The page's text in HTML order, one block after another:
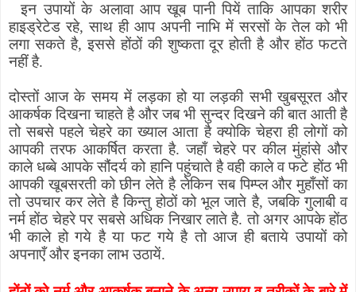
इन उपायों के अलावा आप खूब पानी पियें ताकि आपका शरीर
हाइड्रेटेड रहे,साथ ही आप अपनी नाभि में सरसों के तेल को भी
लगा सकते है,इससे होंठों की शुष्कता दूर होती है और होंठ फटते
नहीं है.
दोस्तों आज के समय में लड़का हो या लड़की सभी खुबसूरत और
आकर्षक दिखना चाहते है और जब भी सुन्दर दिखने की बात आती है
तो सबसे पहले चेहरे का ख्याल आता है क्योकि चेहरा ही लोगों को
आपकी तरफ आकर्षित करता है. जहाँ चेहरे पर कील मुंहांसे और
काले धब्बे आपके सौंदर्य को हानि पहुंचाते है वही काले व फटे होंठ भी
आपकी खूबसरती को छीन लेते है लेकिन सब पिम्प्ल और मुहाँसों का
तो उपचार कर लेते है किन्तु होठों को भूल जाते है,जबकि गुलाबी व
नर्म होंठ चेहरे पर सबसे अधिक निखार लाते है. तो अगर आपके होंठ
भी काले हो गये है या फट गये है तो आज ही बताये उपायों को
अपनाएँ और इनका लाभ उठायें.